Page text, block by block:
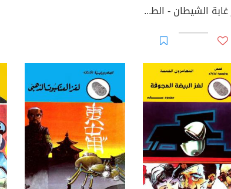
لغز غابة الشيطان - الطبعة الثالثة